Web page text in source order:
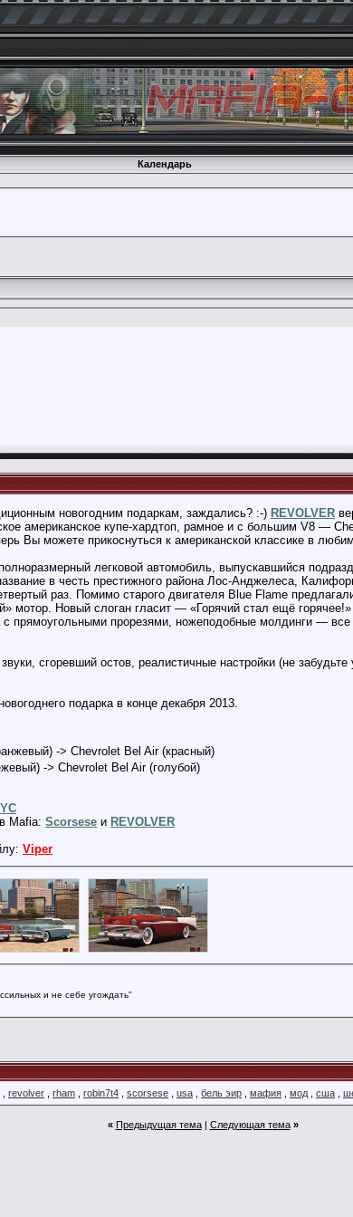
Календарь
новогодним подаркам, заждались? :-) REVOLVER
американское купе-хардтоп, рамное и с большим V8 —
Вы можете прикоснуться к американской классике в
легковой автомобиль, выпускавшийся
в честь престижного района Лос-Анджелеса,
раз. Помимо старого двигателя Blue Flame
мотор. Новый слоган гласит — «Горячий стал ещё
прямоугольными прорезями, ножеподобные молдинги —
сгоревший остов, реалистичные настройки (не
подарка в конце декабря 2013.
-> Chevrolet Bel Air (красный)
-> Chevrolet Bel Air (голубой)
Mafia: Scorsese и REVOLVER
Viper
и не себе угождать"
revolver rham robin7t4 scorsese usa бель эир мафия мод сша
« Предыдущая тема| Следующая тема »